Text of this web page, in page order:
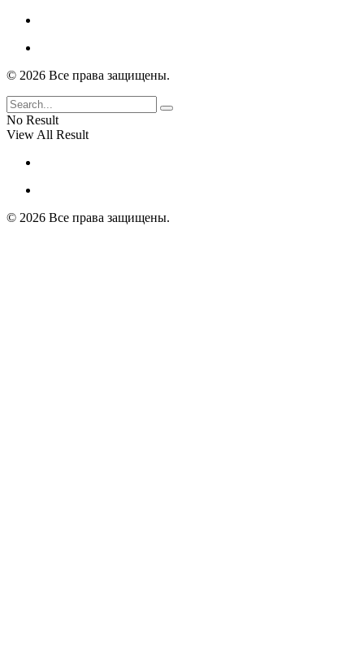
© 2026 Все права защищены.
No Result
View All Result
© 2026 Все права защищены.